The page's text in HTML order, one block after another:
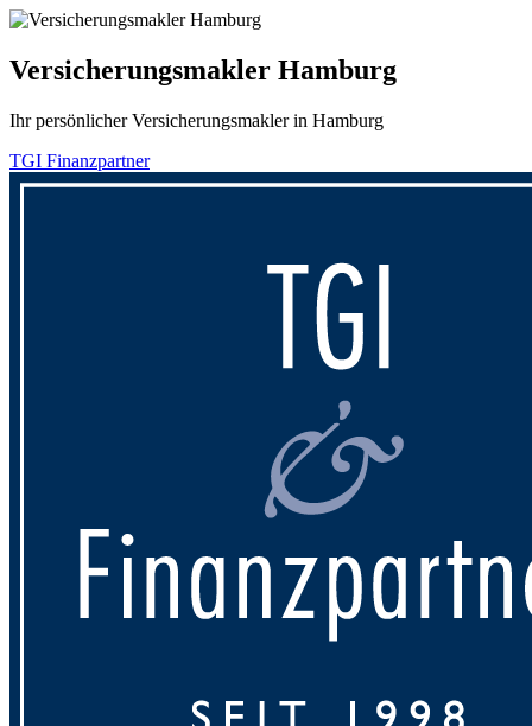
Versicherungsmakler Hamburg
Ihr persönlicherVersicherungsmaklerin Hamburg
TGI Finanzpartner